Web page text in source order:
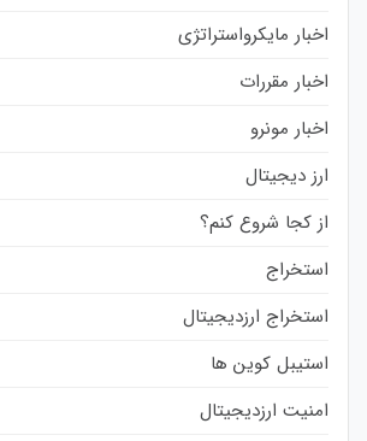
اخبار مایکرواستراتژی
اخبار مقررات
اخبار مونرو
ارز دیجیتال
از کجا شروع کنم؟
استخراج
استخراج ارزدیجیتال
استیبل کوین ها
امنیت ارزدیجیتال